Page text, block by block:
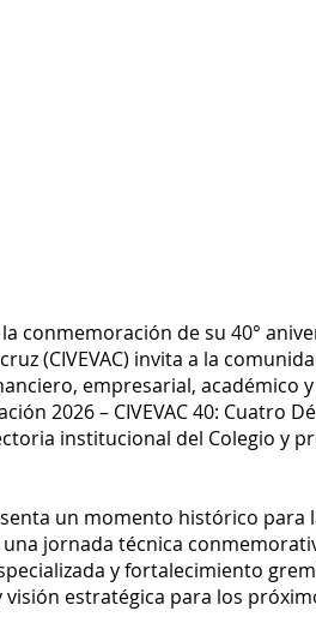
conmemoración de su 40°
(CIVEVAC) invita a la
empresarial, académico
2026 – CIVEVAC 40: Cuatro
institucional del Colegio y
un momento histórico para
jornada técnica
y fortalecimiento
estratégica para los